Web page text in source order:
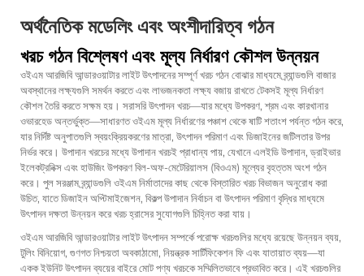
অর্থনৈতিক মডেলিং এবং অংশীদারিত্ব গঠন
খরচ গঠন বিশ্লেষণ এবং মূল্য নির্ধারণ কৌশল উন্নয়ন
ওইএম আরজিবি আন্ডারওয়াটার লাইট উৎপাদনের সম্পূর্ণ খরচ গঠন বোঝার মাধ্যমে ব্র্যান্ডগুলি বাজার
অবস্থানের লক্ষ্যগুলি সমর্থন করতে এবং লাভজনকতা লক্ষ্য বজায় রাখতে টেকসই মূল্য নির্ধারণ
কৌশল তৈরি করতে সক্ষম হয়। সরাসরি উৎপাদন খরচ—যার মধ্যে উপকরণ, শ্রম এবং কারখানার
ওভারহেড অন্তর্ভুক্ত—সাধারণত ওইএম মূল্য নির্ধারণের পঞ্চাশ থেকে ষাটি শতাংশ পর্যন্ত গঠন করে,
যার নির্দিষ্ট অনুপাতগুলি স্বয়ংক্রিয়করণের মাত্রা, উৎপাদন পরিমাণ এবং ডিজাইনের জটিলতার উপর
নির্ভর করে। উপাদান খরচের মধ্যে উপাদান খরচই প্রাধান্য পায়, যেখানে এলইডি উপাদান, ড্রাইভার
ইলেকট্রনিক্স এবং হাউজিং উপকরণ বিল-অফ-মেটেরিয়ালস (বিওএম) মূল্যের বৃহত্তম অংশ গঠন
করে। পুল সরঞ্জাম ব্র্যান্ডগুলি ওইএম নির্মাতাদের কাছ থেকে বিস্তারিত খরচ বিভাজন অনুরোধ করা
উচিত, যাতে ডিজাইন অপ্টিমাইজেশন, বিকল্প উপাদান নির্বাচন বা উৎপাদন পরিমাণ বৃদ্ধির মাধ্যমে
উৎপাদন দক্ষতা উন্নয়ন করে খরচ হ্রাসের সুযোগগুলি চিহ্নিত করা যায়।
ওইএম আরজিবি আন্ডারওয়াটার লাইট উৎপাদন সম্পর্কে পরোক্ষ খরচগুলির মধ্যে রয়েছে উন্নয়ন ব্যয়,
টুলিং বিনিয়োগ, গুণগত নিশ্চয়তা অবকাঠামো, নিয়ন্ত্রক সার্টিফিকেশন ফি এবং যাতায়াত ব্যয়—যা
একক ইউনিট উৎপাদন ব্যয়ের বাইরে মোট পণ্য খরচকে সম্মিলিতভাবে প্রভাবিত করে। এই খরচগুলির